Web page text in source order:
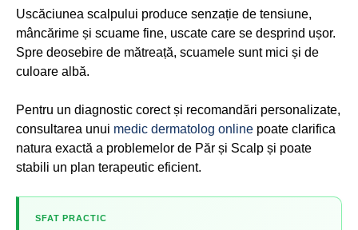
Uscăciunea scalpului produce senzație de tensiune,
mâncărime și scuame fine, uscate care se desprind ușor.
Spre deosebire de mătreață, scuamele sunt mici și de
culoare albă.
Pentru un diagnostic corect și recomandări personalizate,
consultarea unui medic dermatolog online poate clarifica
natura exactă a problemelor de Păr și Scalp și poate
stabili un plan terapeutic eficient.
SFAT PRACTIC